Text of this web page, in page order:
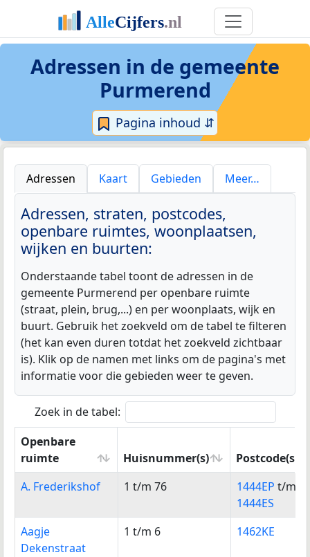
Adressen in de gemeente
Purmerend
Pagina inhoud ⇵
Adressen Kaart Gebieden Meer…
Adressen, straten, postcodes,
openbare ruimtes, woonplaatsen,
wijken en buurten:
Onderstaande tabel toont de adressen in de
gemeente Purmerend per openbare ruimte
(straat, plein, brug,...) en per woonplaats, wijk en
buurt. Gebruik het zoekveld om de tabel te filteren
(het kan even duren totdat het zoekveld zichtbaar
is). Klik op de namen met links om de pagina's met
informatie voor die gebieden weer te geven.
Zoek in de tabel:
Openbare
ruimte
Huisnummer(s)
Postcode(s)
Openbare
Huisnummer(s) Postcode(s)
A. Frederikshof 1 t/m 76 1444EP t/m
1444ES
Aagje
Dekenstraat
1 t/m 6 1462KE